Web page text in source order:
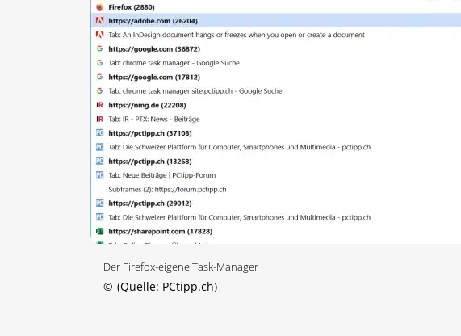
Der Firefox-eigene Task-Manager
© (Quelle: PCtipp.ch)